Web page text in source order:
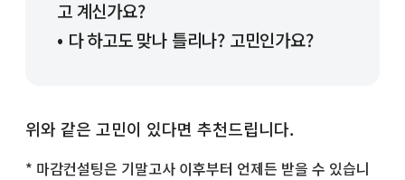
고 계신가요?
• 다 하고도 맞나 틀리나? 고민인가요?
위와 같은 고민이 있다면 추천드립니다.
* 마감컨설팅은 기말고사 이후부터 언제든 받을 수 있습니